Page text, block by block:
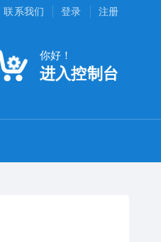
联系我们 登录 注册
你好！
进入控制台